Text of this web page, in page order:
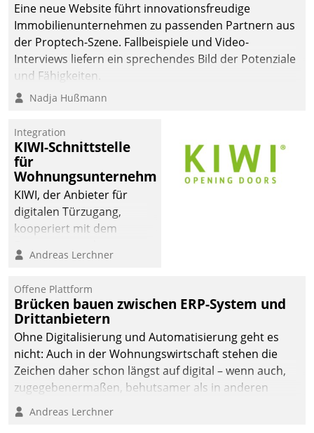
Eine neue Website führt innovationsfreudige
Immobilienunternehmen zu passenden Partnern aus
der Proptech-Szene. Fallbeispiele und Video-
Interviews liefern ein sprechendes Bild der Potenziale
und Fähigkeiten.
Nadja Hußmann
Integration
KIWI-Schnittstelle
für
Wohnungsunternehmen
KIWI, der Anbieter für
digitalen Türzugang,
kooperiert mit dem
Softwareentwicklungshaus
Andreas Lerchner
Offene Plattform
Brücken bauen zwischen ERP-System und
Drittanbietern
Ohne Digitalisierung und Automatisierung geht es
nicht: Auch in der Wohnungswirtschaft stehen die
Zeichen daher schon längst auf digital – wenn auch,
zugegebenermaßen, behutsamer als in anderen
Branchen.
Andreas Lerchner